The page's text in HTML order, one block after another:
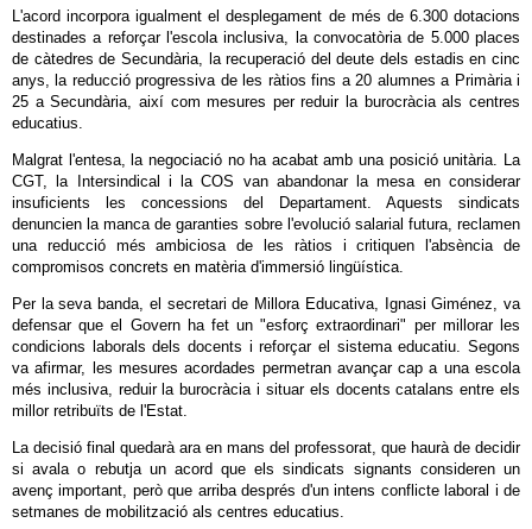
L'acord incorpora igualment el desplegament de més de 6.300 dotacions
destinades a reforçar l'escola inclusiva, la convocatòria de 5.000 places
de càtedres de Secundària, la recuperació del deute dels estadis en cinc
anys, la reducció progressiva de les ràtios fins a 20 alumnes a Primària i
25 a Secundària, així com mesures per reduir la burocràcia als centres
educatius.
Malgrat l'entesa, la negociació no ha acabat amb una posició unitària. La
CGT, la Intersindical i la COS van abandonar la mesa en considerar
insuficients les concessions del Departament. Aquests sindicats
denuncien la manca de garanties sobre l'evolució salarial futura, reclamen
una reducció més ambiciosa de les ràtios i critiquen l'absència de
compromisos concrets en matèria d'immersió lingüística.
Per la seva banda, el secretari de Millora Educativa, Ignasi Giménez, va
defensar que el Govern ha fet un "esforç extraordinari" per millorar les
condicions laborals dels docents i reforçar el sistema educatiu. Segons
va afirmar, les mesures acordades permetran avançar cap a una escola
més inclusiva, reduir la burocràcia i situar els docents catalans entre els
millor retribuïts de l'Estat.
La decisió final quedarà ara en mans del professorat, que haurà de decidir
si avala o rebutja un acord que els sindicats signants consideren un
avenç important, però que arriba després d'un intens conflicte laboral i de
setmanes de mobilització als centres educatius.